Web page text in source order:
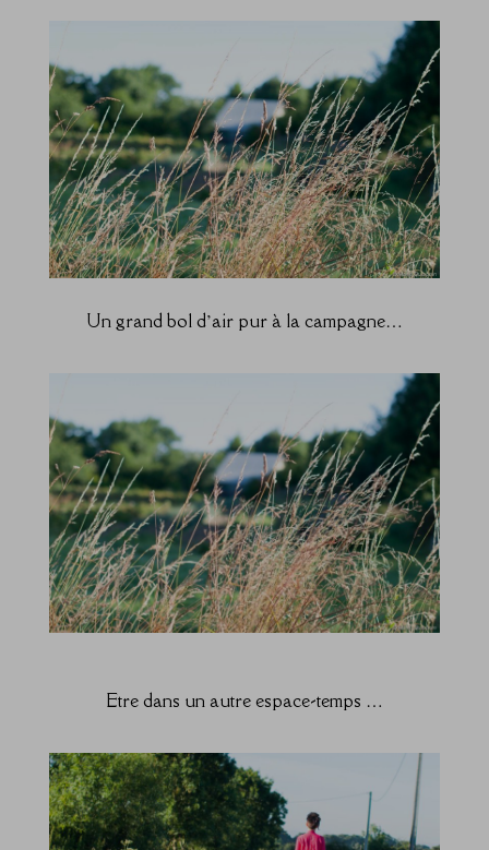
Un grand bol d’air pur à la campagne…
Etre dans un autre espace-temps …